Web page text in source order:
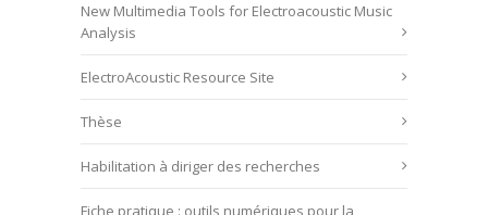
New Multimedia Tools for Electroacoustic Music
Analysis
ElectroAcoustic Resource Site
Thèse
Habilitation à diriger des recherches
Fiche pratique : outils numériques pour la